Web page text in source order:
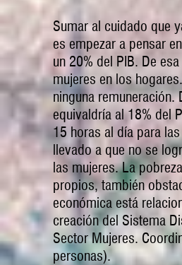
Sumar al cuidado que
es empezar a pensar
un 20% del PIB. De
mujeres en los
ninguna
equivaldría al 18% del
15 horas al día para
llevado a que no se
las mujeres. La
propios, también
económica está
creación del Sistema
Sector Mujeres.
personas).